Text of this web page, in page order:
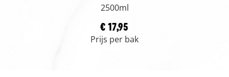
2500ml
€ 17,95
Prijs per bak